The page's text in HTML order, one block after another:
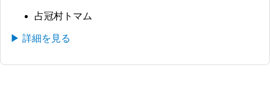
占冠村トマム
▶ 詳細を見る